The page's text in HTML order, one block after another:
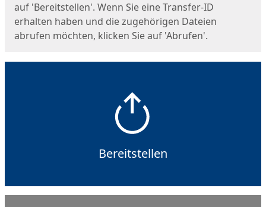
auf 'Bereitstellen'. Wenn Sie eine Transfer-ID
erhalten haben und die zugehörigen Dateien
abrufen möchten, klicken Sie auf 'Abrufen'.
Bereitstellen